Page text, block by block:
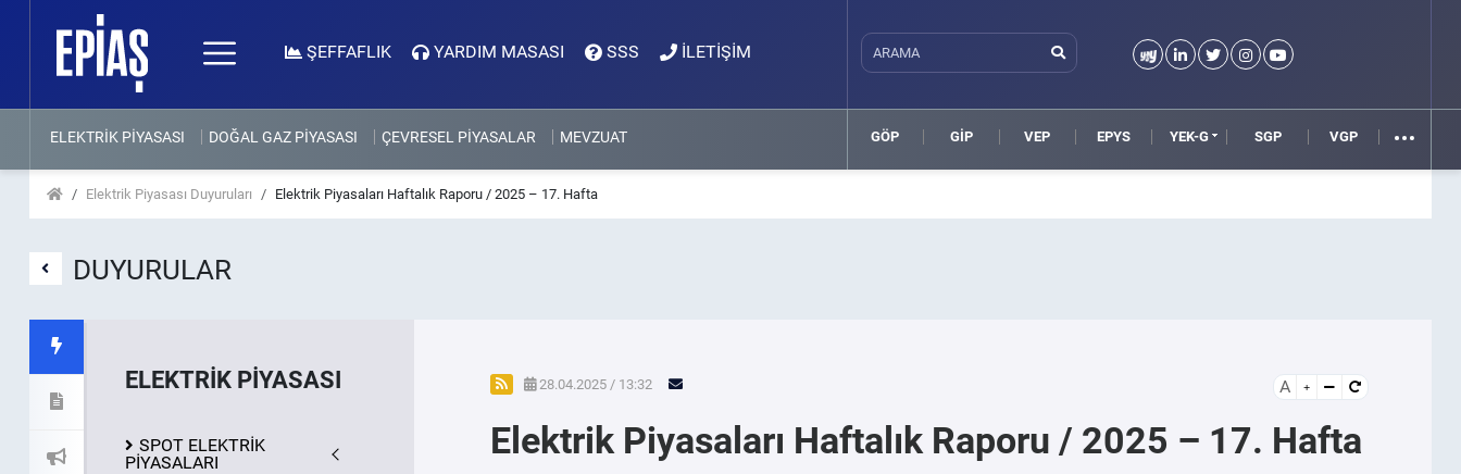
ŞEFFAFLIK YARDIM MASASI SSS İLETİŞİM
ELEKTRİK PİYASASI DOĞAL GAZ PİYASASI ÇEVRESEL PİYASALAR MEVZUAT GÖP GİP VEP EPYS YEK-G SGP VGP
Elektrik Piyasası Duyuruları Elektrik Piyasaları Haftalık Raporu / 2025 – 17. Hafta
DUYURULAR
ELEKTRİK PİYASASI
SPOT ELEKTRİK
PİYASALARI
28.04.2025 / 13:32 A
Elektrik Piyasaları Haftalık Raporu / 2025 – 17. Hafta